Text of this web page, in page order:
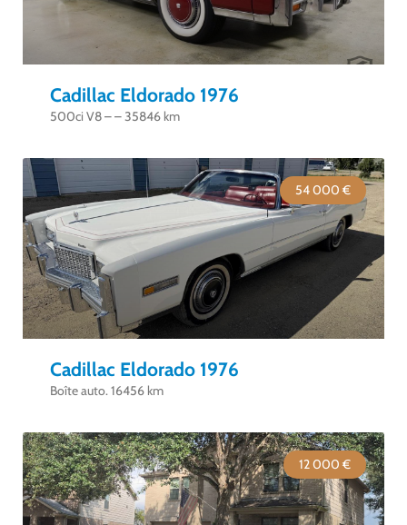
Cadillac Eldorado 1976
500ci V8 – – 35846 km
54 000 €
Cadillac Eldorado 1976
Boîte auto. 16456 km
12 000 €